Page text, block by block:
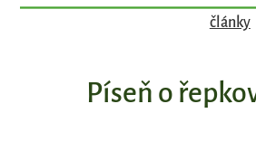
články
Píseň o